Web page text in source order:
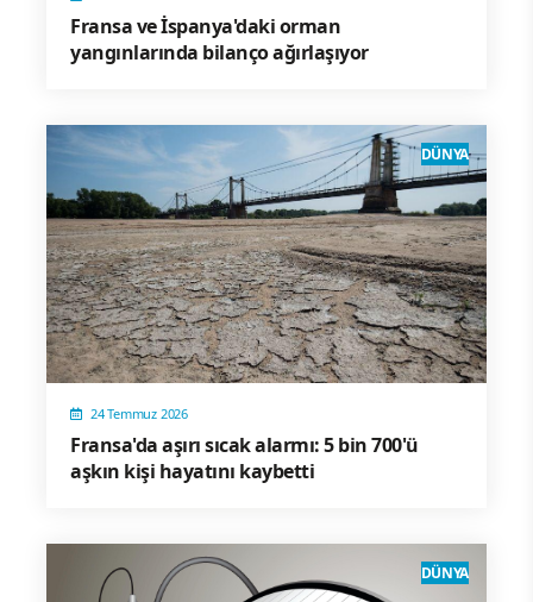
Fransa ve İspanya'daki orman
yangınlarında bilanço ağırlaşıyor
24 Temmuz 2026
Fransa'da aşırı sıcak alarmı: 5 bin 700'ü
aşkın kişi hayatını kaybetti
DÜNYA
DÜNYA